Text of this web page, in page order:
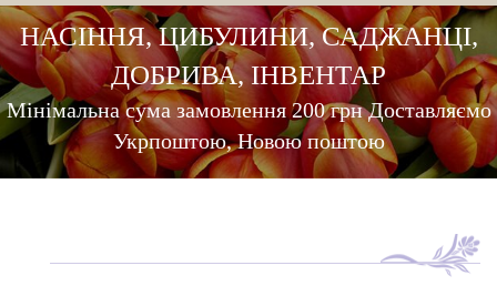
НАСІННЯ, ЦИБУЛИНИ, САДЖАНЦІ,
ДОБРИВА, ІНВЕНТАР
Мінімальна сума замовлення 200 грн Доставляємо
Укрпоштою, Новою поштою